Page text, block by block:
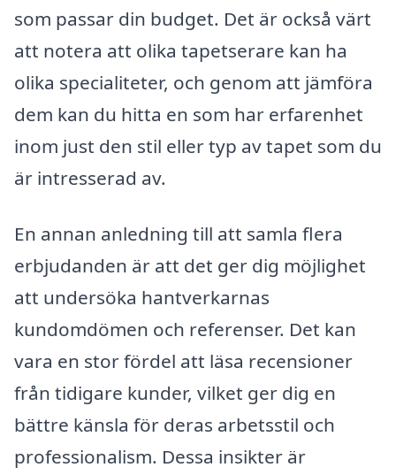
som passar din budget. Det är också värt
att notera att olika tapetserare kan ha
olika specialiteter, och genom att jämföra
dem kan du hitta en som har erfarenhet
inom just den stil eller typ av tapet som du
är intresserad av.
En annan anledning till att samla flera
erbjudanden är att det ger dig möjlighet
att undersöka hantverkarnas
kundomdömen och referenser. Det kan
vara en stor fördel att läsa recensioner
från tidigare kunder, vilket ger dig en
bättre känsla för deras arbetsstil och
professionalism. Dessa insikter är